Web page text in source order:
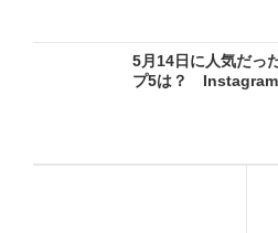
5月14日に人気だっ
プ5は？ Instagram